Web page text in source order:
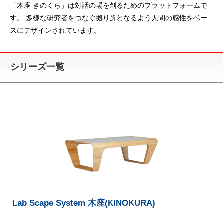
「木座 きのくら」は対話の場を創るためのプラットフォームで
す。 多様な研究者をつなぐ拠り所となるよう人間の感性をベー
スにデザインされています。
シリーズ一覧
Lab Scape System 木座(KINOKURA)